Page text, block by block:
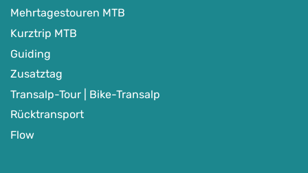
Mehrtagestouren MTB
Kurztrip MTB
Guiding
Zusatztag
Transalp-Tour | Bike-Transalp
Rücktransport
Flow